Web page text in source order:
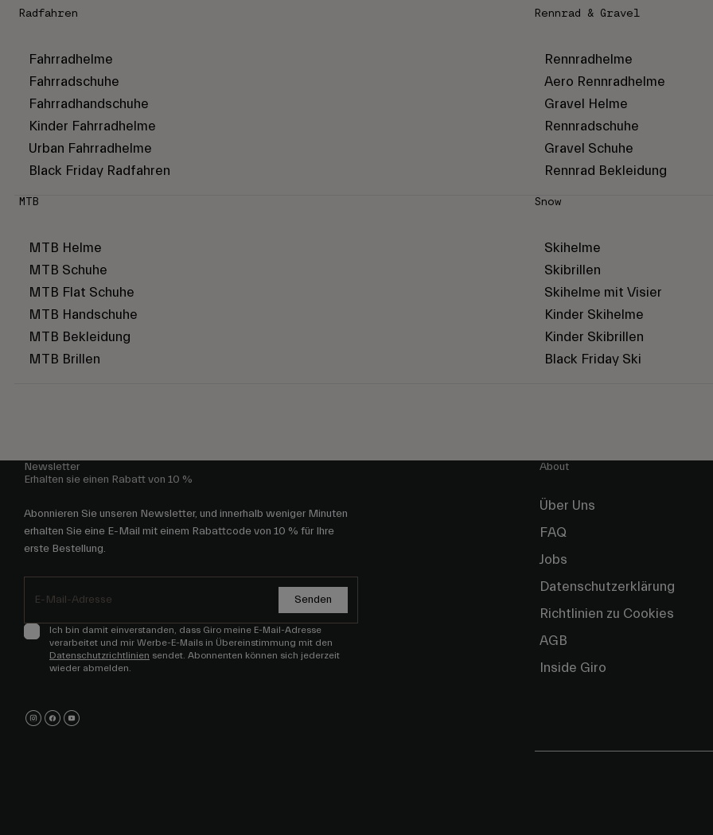
Radfahren
Fahrradhelme
Fahrradschuhe
Fahrradhandschuhe
Kinder Fahrradhelme
Urban Fahrradhelme
Black Friday Radfahren
Rennrad & Gravel
Rennradhelme
Aero Rennradhelme
Gravel Helme
Rennradschuhe
Gravel Schuhe
Rennrad Bekleidung
MTB
MTB Helme
MTB Schuhe
MTB Flat Schuhe
MTB Handschuhe
MTB Bekleidung
MTB Brillen
Snow
Skihelme
Skibrillen
Skihelme mit Visier
Kinder Skihelme
Kinder Skibrillen
Black Friday Ski
Newsletter
Erhalten sie einen Rabatt von 10 %
Abonnieren Sie unseren Newsletter, und innerhalb weniger Minuten
erhalten Sie eine E-Mail mit einem Rabattcode von 10 % für Ihre
erste Bestellung.
Senden
Ich bin damit einverstanden, dass Giro meine E-Mail-Adresse
verarbeitet und mir Werbe-E-Mails in Übereinstimmung mit den
Datenschutzrichtlinien sendet. Abonnenten können sich jederzeit
wieder abmelden.
About
Über Uns
FAQ
Jobs
Datenschutzerklärung
Richtlinien zu Cookies
AGB
Inside Giro